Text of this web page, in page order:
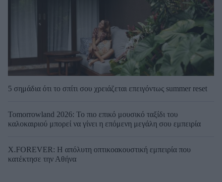
5 σημάδια ότι το σπίτι σου χρειάζεται επειγόντως summer reset
Tomorrowland 2026: Το πιο επικό μουσικό ταξίδι του
καλοκαιριού μπορεί να γίνει η επόμενη μεγάλη σου εμπειρία
X.FOREVER: Η απόλυτη οπτικοακουστική εμπειρία που
κατέκτησε την Αθήνα